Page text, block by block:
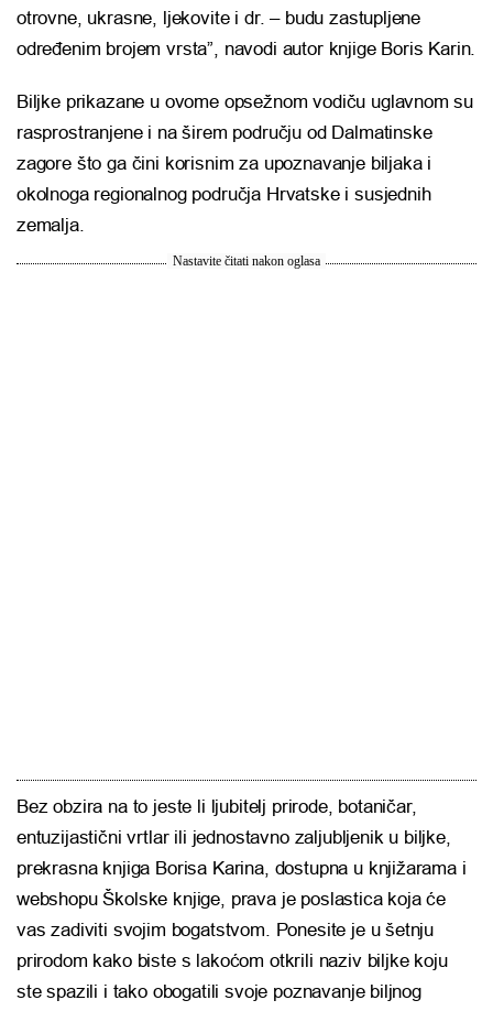
otrovne, ukrasne, ljekovite i dr. – budu zastupljene
određenim brojem vrsta”, navodi autor knjige Boris Karin.
Biljke prikazane u ovome opsežnom vodiču uglavnom su
rasprostranjene i na širem području od Dalmatinske
zagore što ga čini korisnim za upoznavanje biljaka i
okolnoga regionalnog područja Hrvatske i susjednih
zemalja.
Nastavite čitati nakon oglasa
Bez obzira na to jeste li ljubitelj prirode, botaničar,
entuzijastični vrtlar ili jednostavno zaljubljenik u biljke,
prekrasna knjiga Borisa Karina, dostupna u knjižarama i
webshopu Školske knjige, prava je poslastica koja će
vas zadiviti svojim bogatstvom. Ponesite je u šetnju
prirodom kako biste s lakoćom otkrili naziv biljke koju
ste spazili i tako obogatili svoje poznavanje biljnog